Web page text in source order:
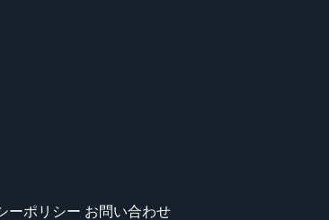
ーポリシー お問い合わせ